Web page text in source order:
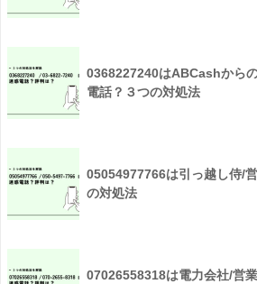
0368227240はABCashから
電話？３つの対処法
05054977766は引っ越し侍/
の対処法
07026558318は電力会社/営